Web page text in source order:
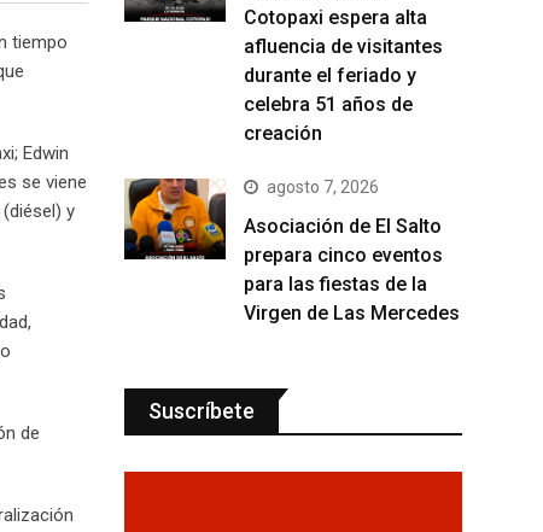
tiempo
Edwin
se viene
y
de
Cotopaxi espera alta
afluencia de visitantes
durante el feriado y
celebra 51 años de
creación
agosto 7, 2026
Asociación de El Salto
prepara cinco eventos
para las fiestas de la
Virgen de Las Mercedes
Suscríbete